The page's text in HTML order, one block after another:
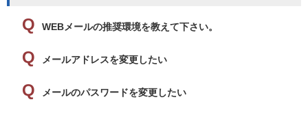
WEBメールの推奨環境を教えて下さい。
メールアドレスを変更したい
メールのパスワードを変更したい